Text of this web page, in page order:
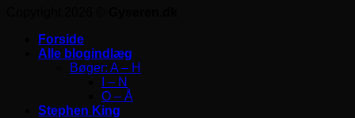
Forside
Alle blogindlæg
Bøger: A – H
I – N
O – Å
Stephen King